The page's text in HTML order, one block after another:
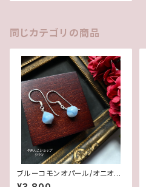
同じカテゴリの商品
ブルーコモンオパール/オニオン
カット✽Silver925ピアス/イヤ